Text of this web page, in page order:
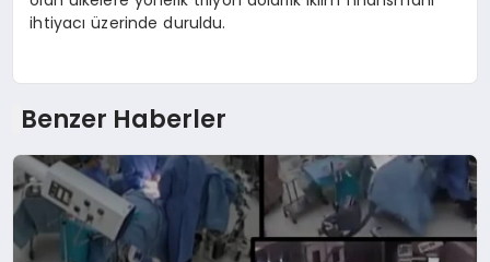
ihtiyacı üzerinde duruldu.
Benzer Haberler